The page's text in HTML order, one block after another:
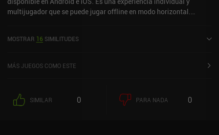
multijugador que se puede jugar offline en modo horizontal.
Store de iOS.
MOSTRAR 16 SIMILITUDES
MÁS JUEGOS COMO ESTE
SIMILAR 0 PARA NADA 0